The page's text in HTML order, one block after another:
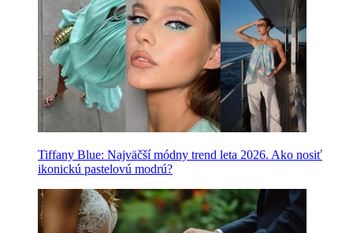
Tiffany Blue: Najväčší módny trend leta 2026. Ako nosiť
ikonickú pastelovú modrú?